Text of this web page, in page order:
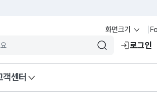
화면크기
입력 검색어 초기화
검색
로그인
객센터